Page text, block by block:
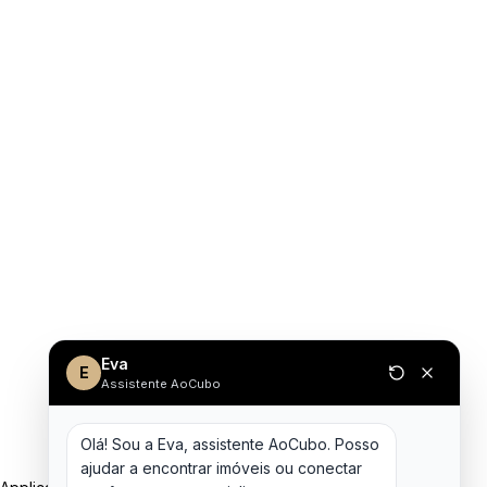
E Eva
Assistente AoCubo
Olá! Sou a Eva, assistente AoCubo. Posso
ajudar a encontrar imóveis ou conectar